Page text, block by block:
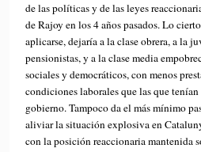
de las políticas y de las leyes
de Rajoy en los 4 años pasados. Lo
aplicarse, dejaría a la clase obrera, a la
pensionistas, y a la clase media
sociales y democráticos, con menos
condiciones laborales que las que
gobierno. Tampoco da el más mínimo
aliviar la situación explosiva en
con la posición reaccionaria mantenida